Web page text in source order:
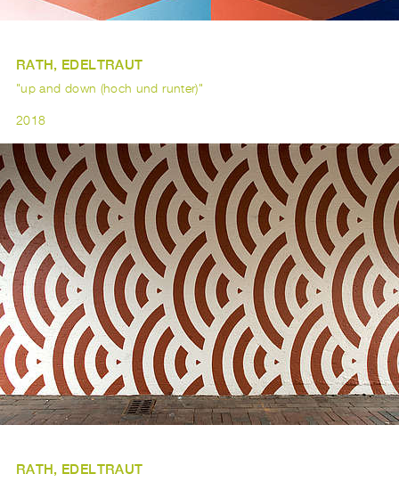
RATH, EDELTRAUT
"up and down (hoch und runter)"
2018
RATH, EDELTRAUT